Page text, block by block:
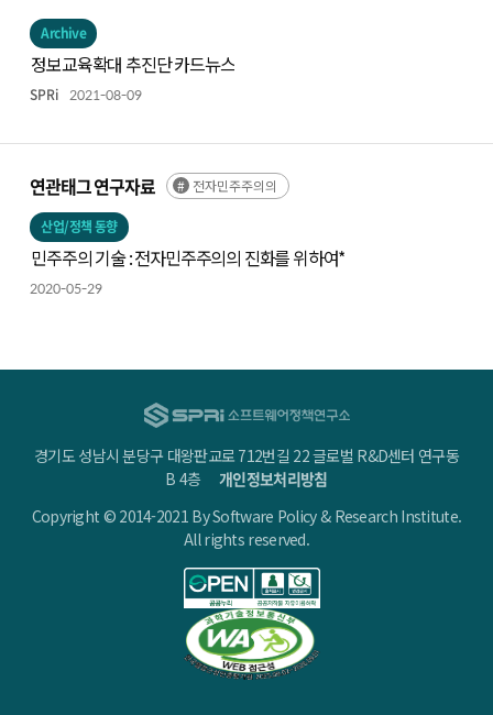
Archive
정보교육확대 추진단 카드뉴스
SPRi 2021-08-09
연관태그 연구자료 전자민주주의의
산업/정책 동향
민주주의 기술 : 전자민주주의의 진화를 위하여*
2020-05-29
경기도 성남시 분당구 대왕판교로 712번길 22 글로벌 R&D센터 연구동
B 4층개인정보처리방침
Copyright © 2014-2021 By Software Policy & Research Institute.
All rights reserved.